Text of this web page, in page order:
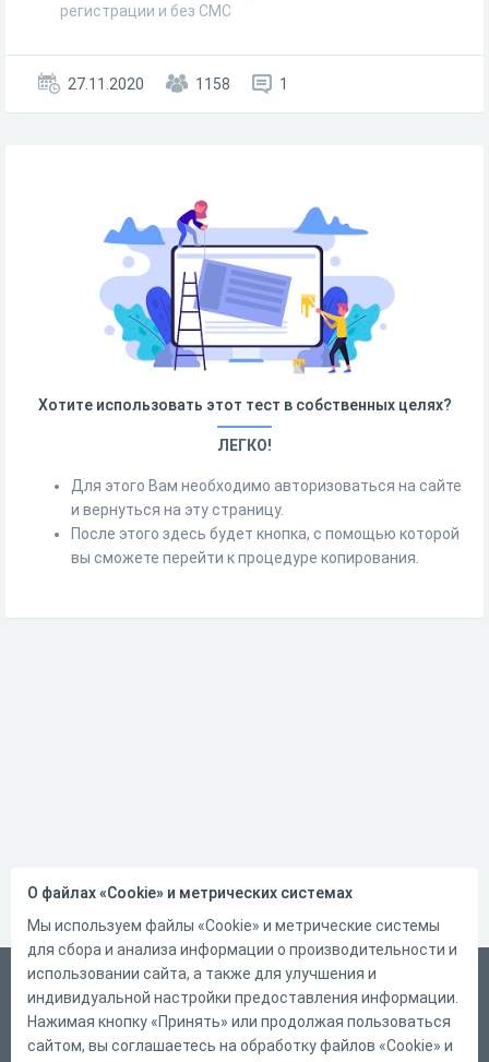
регистрации и без СМС
27.11.2020 1158 1
Хотите использовать этот тест в собственных целях?
ЛЕГКО!
Для этого Вам необходимо авторизоваться на сайте
и вернуться на эту страницу.
После этого здесь будет кнопка, с помощью которой
вы сможете перейти к процедуре копирования.
Русский
Справка
Форма обратной связи
О файлах «Cookie» и метрических системах
Мы используем файлы «Cookie» и метрические системы
для сбора и анализа информации о производительности и
использовании сайта, а также для улучшения и
индивидуальной настройки предоставления информации.
Нажимая кнопку «Принять» или продолжая пользоваться
сайтом, вы соглашаетесь на обработку файлов «Cookie» и